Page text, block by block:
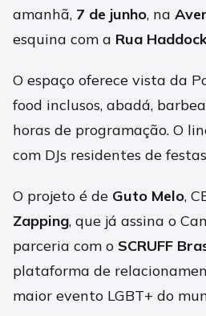
amanhã, 7 de junho, na
esquina com a Rua
O espaço oferece vista da
food inclusos, abadá,
horas de programação. O
com DJs residentes de
O projeto é de Guto Melo,
Zapping, que já assina o
parceria com o SCRUFF
plataforma de
maior evento LGBT+ do